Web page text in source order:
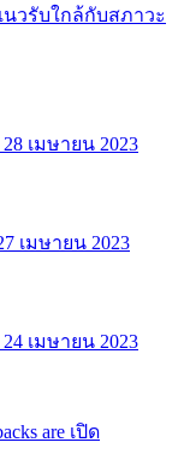
นวรับใกล้กับสภาวะ
เมษายน 2023
เมษายน 2023
เมษายน 2023
are เปิด